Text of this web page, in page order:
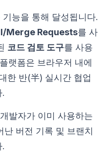
기능을 통해 달성됩니다.
Merge Requests를 사
코드 검토 도구를 사용
랫폼은 브라우저 내에
한 반(半) 실시간 협업
발자가 이미 사용하는
난 버전 기록 및 브랜치